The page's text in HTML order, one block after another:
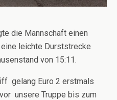
die Mannschaft einen
leichte Durststrecke
von 15:11.
gelang Euro 2 erstmals
unsere Truppe bis zum